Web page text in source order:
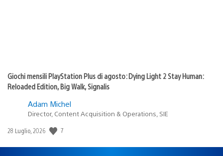
Giochi mensili PlayStation Plus di agosto: Dying Light 2 Stay Human:
Reloaded Edition, Big Walk, Signalis
Adam Michel
Director, Content Acquisition & Operations, SIE
Data
pubblicazione:
28 Luglio, 2026 7